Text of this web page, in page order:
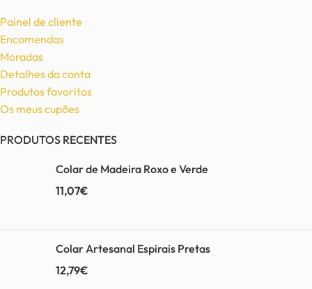
Painel de cliente
Encomendas
Moradas
Detalhes da conta
Produtos favoritos
Os meus cupões
PRODUTOS RECENTES
Colar de Madeira Roxo e Verde
11,07€
Colar Artesanal Espirais Pretas
12,79€